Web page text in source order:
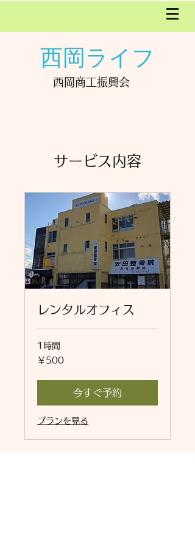
西岡ライフ
西岡商工振興会
サービス内容
レンタルオフィス
1時間
500
円
￥500
今すぐ予約
プランを見る